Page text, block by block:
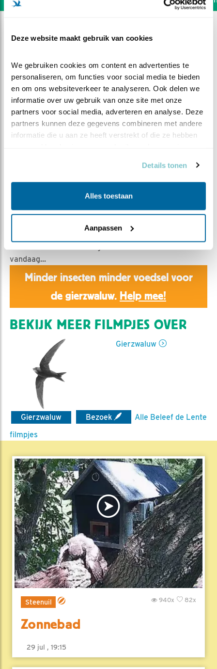
Deze website maakt gebruik van cookies
We gebruiken cookies om content en advertenties te
personaliseren, om functies voor social media te bieden
en om ons websiteverkeer te analyseren. Ook delen we
informatie over uw gebruik van onze site met onze
partners voor social media, adverteren en analyse. Deze
partners kunnen deze gegevens combineren met andere
informatie die u aan ze heeft verstrekt of die ze hebben
Details tonen
Alles toestaan
Aanpassen
Onverwacht bezoek
Astrid | Geplaatst op 12 juni 2017, 19:47 |
Vind ik leuk
Bewaar dit filmpje|
2073x
vandaag...
Minder insecten minder voedsel voor
de gierzwaluw. Help mee!
BEKIJK MEER FILMPJES OVER
Gierzwaluw
Gierzwaluw Bezoek
Alle Beleef de Lente
filmpjes
Steenuil 82x
940x
Zonnebad
29 jul , 19:15